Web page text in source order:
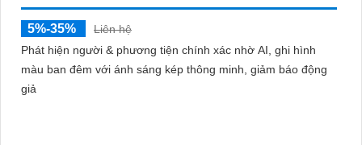
5%-35%
Liên hệ
Phát hiện người & phương tiện chính xác nhờ AI, ghi hình
màu ban đêm với ánh sáng kép thông minh, giảm báo động
giả